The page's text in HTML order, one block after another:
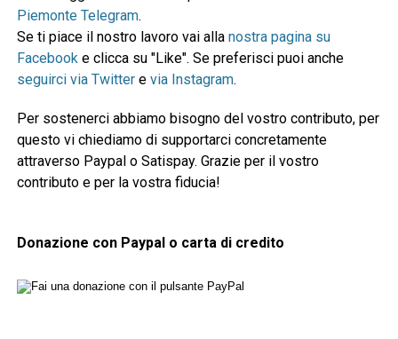
Piemonte Telegram.
Se ti piace il nostro lavoro vai alla nostra pagina su
Facebook e clicca su "Like". Se preferisci puoi anche
seguirci via Twittere via Instagram.
Per sostenerci abbiamo bisogno del vostro contributo, per
questo vi chiediamo di supportarci concretamente
attraverso Paypal o Satispay. Grazie per il vostro
contributo e per la vostra fiducia!
Donazione con Paypal o carta di credito